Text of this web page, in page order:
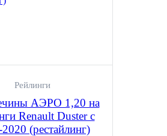
Рейлинги
АЭРО 1,20 на
Renault Duster с
(рестайлинг)